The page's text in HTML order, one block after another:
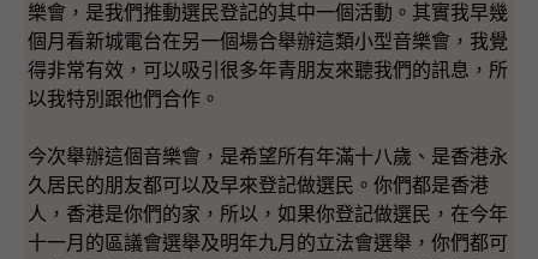
樂會，是我們推動選民登記的其中一個活動。其實我早幾
個月看新城電台在另一個場合舉辦這類小型音樂會，我覺
得非常有效，可以吸引很多年青朋友來聽我們的訊息，所
以我特別跟他們合作。
今次舉辦這個音樂會，是希望所有年滿十八歲、是香港永
久居民的朋友都可以及早來登記做選民。你們都是香港
人，香港是你們的家，所以，如果你登記做選民，在今年
十一月的區議會選舉及明年九月的立法會選舉，你們都可